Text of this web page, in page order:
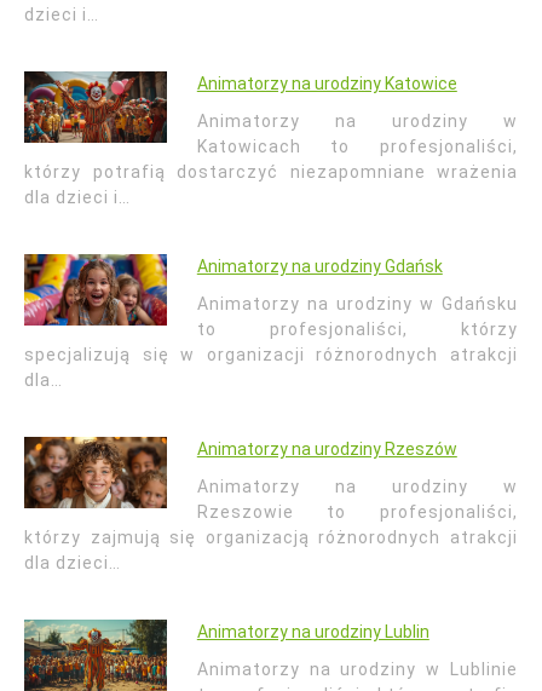
dzieci i…
Animatorzy na urodziny Katowice
Animatorzy na urodziny w
Katowicach to profesjonaliści,
którzy potrafią dostarczyć niezapomniane wrażenia
dla dzieci i…
Animatorzy na urodziny Gdańsk
Animatorzy na urodziny w Gdańsku
to profesjonaliści, którzy
specjalizują się w organizacji różnorodnych atrakcji
dla…
Animatorzy na urodziny Rzeszów
Animatorzy na urodziny w
Rzeszowie to profesjonaliści,
którzy zajmują się organizacją różnorodnych atrakcji
dla dzieci…
Animatorzy na urodziny Lublin
Animatorzy na urodziny w Lublinie